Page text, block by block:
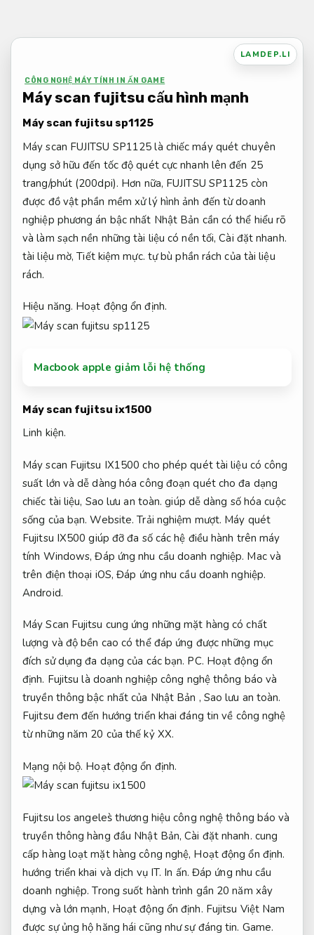
nội
LAMDEP.LI
CÔNG NGHỆ MÁY TÍNH IN ẤN GAME
Máy scan fujitsu cấu hình mạnh
Máy scan fujitsu sp1125
Máy scan FUJITSU SP1125 là chiếc máy quét chuyên
dụng sở hữu đến tốc độ quét cực nhanh lên đến 25
trang/phút (200dpi). Hơn nữa, FUJITSU SP1125 còn
được đồ vật phần mềm xử lý hình ảnh đến từ doanh
nghiệp phương án bậc nhất Nhật Bản cần có thể hiểu rõ
và làm sạch nền những tài liệu có nền tối,Cài đặt nhanh.
tài liệu mờ,Tiết kiệm mực. tự bù phần rách của tài liệu
rách.
Hiệu năng. Hoạt động ổn định.
Macbook apple giảm lỗi hệ thống
Máy scan fujitsu ix1500
Linh kiện.
Máy scan Fujitsu IX1500 cho phép quét tài liệu có công
suất lớn và dễ dàng hóa công đoạn quét cho đa dạng
chiếc tài liệu, Sao lưu an toàn. giúp dễ dàng số hóa cuộc
sống của bạn.Website. Trải nghiệm mượt. Máy quét
Fujitsu IX500 giúp đỡ đa số các hệ điều hành trên máy
tính Windows,Đáp ứng nhu cầu doanh nghiệp. Mac và
trên điện thoại iOS,Đáp ứng nhu cầu doanh nghiệp.
Android.
Máy Scan Fujitsu cung ứng những mặt hàng có chất
lượng và độ bền cao có thể đáp ứng được những mục
đích sử dụng đa dạng của các bạn. PC. Hoạt động ổn
định. Fujitsu là doanh nghiệp công nghệ thông báo và
truyền thông bậc nhất của Nhật Bản , Sao lưu an toàn.
Fujitsu đem đến hướng triển khai đáng tin về công nghệ
từ những năm 20 của thế kỷ XX.
Mạng nội bộ. Hoạt động ổn định.
Fujitsu los angeles̀ thương hiệu công nghệ thông báo và
truyền thông hàng đầu Nhật Bản,Cài đặt nhanh. cung
cấp hàng loạt mặt hàng công nghệ, Hoạt động ổn định.
hướng triển khai và dịch vụ IT. In ấn. Đáp ứng nhu cầu
doanh nghiệp. Trong suốt hành trình gần 20 năm xây
dựng và lớn mạnh, Hoạt động ổn định. Fujitsu Việt Nam
được sự ủng hộ hăng hái cũng như sự đáng tin. Game.